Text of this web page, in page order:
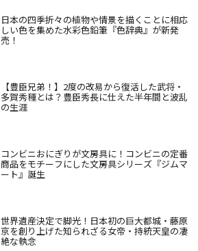
日本の四季折々の植物や情景を描くことに相応
しい色を集めた水彩色鉛筆『色辞典』が新発
売！
【豊臣兄弟！】2度の改易から復活した武将・
多賀秀種とは？豊臣秀長に仕えた半年間と波乱
の生涯
コンビニおにぎりが文房具に！コンビニの定番
商品をモチーフにした文房具シリーズ『ジムマ
ート』誕生
世界遺産決定で脚光！日本初の巨大都城・藤原
京を創り上げた知られざる女帝・持統天皇の凄
絶な執念